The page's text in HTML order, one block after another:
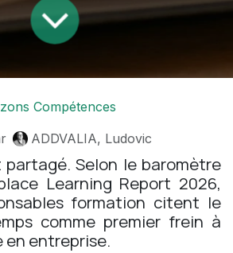
Compétences
ADDVALIA, Ludovic
Selon le baromètre
Learning Report 2026,
formation citent le
comme premier frein à
en entreprise.